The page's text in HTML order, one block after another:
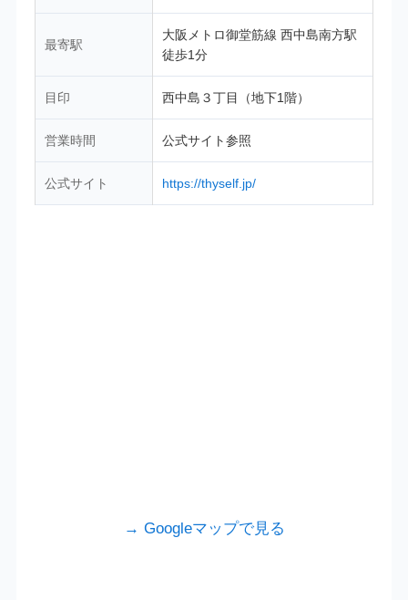
最寄駅
大阪メトロ御堂筋線 西中島南方駅
徒歩1分
目印 西中島３丁目（地下1階）
営業時間 公式サイト参照
公式サイト https://thyself.jp/
→ Googleマップで見る